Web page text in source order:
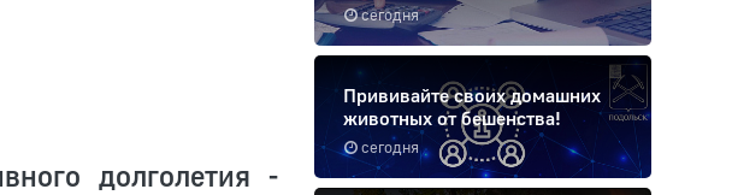
долголетия -
сегодня
сегодня
Прививайте своих домашних
животных от бешенства!